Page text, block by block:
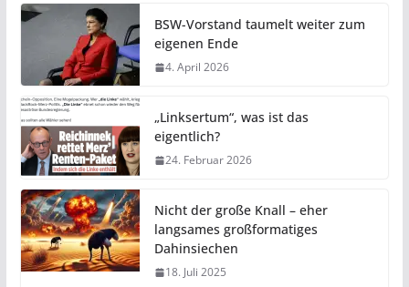
BSW-Vorstand taumelt weiter zum
eigenen Ende
4. April 2026
„Linksertum“, was ist das
eigentlich?
24. Februar 2026
Nicht der große Knall – eher
langsames großformatiges
Dahinsiechen
18. Juli 2025